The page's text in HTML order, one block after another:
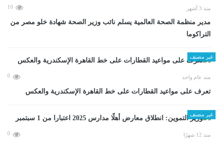
منذ 3 أشهر 10
مدير منظمة الصحة العالمية يسلم نائب وزير الصحة شهادة خلو مصر من
التراكوما
غير مصنف
منذ عام واحد 0
تعرف على مواعيد القطارات على خط القاهرة الإسكندرية والعكس
غير مصنف
منذ 12 شهرًا 0